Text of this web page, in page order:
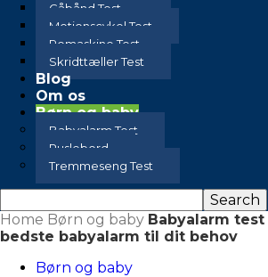
Gåbånd Test
Motionscykel Test
Romaskine Test
Skridttæller Test
Blog
Om os
Børn og baby
Babyalarm Test
Puslebord
Tremmeseng Test
Home Børn og baby Babyalarm test
bedste babyalarm til dit behov
Børn og baby